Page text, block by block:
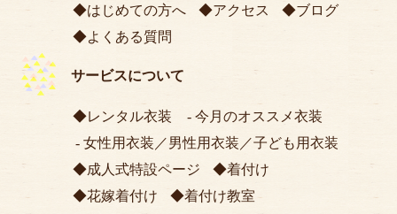
はじめての方へ アクセス
ブログ
よくある質問
サービスについて
レンタル衣装
今月のオススメ衣装
女性用衣装 ／男性用衣装 ／子ども用衣装
成人式特設ページ
着付け
花嫁着付け
着付け教室